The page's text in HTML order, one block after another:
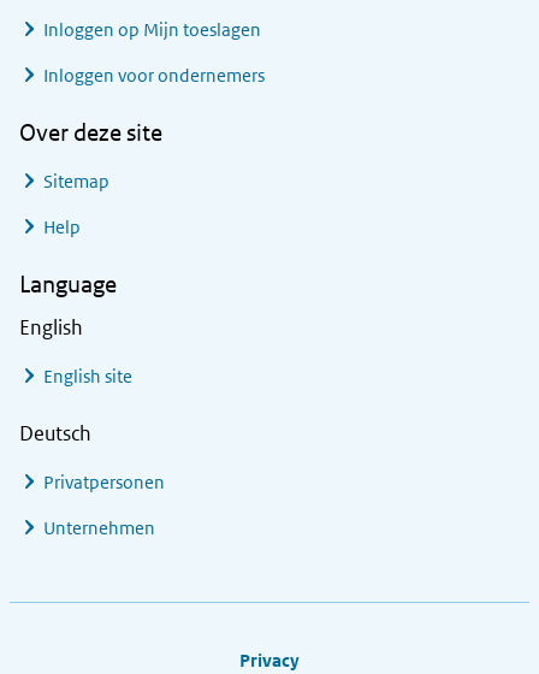
Inloggen op Mijn toeslagen
Inloggen voor ondernemers
Over deze site
Sitemap
Help
Language
English
English site
Deutsch
Privatpersonen
Unternehmen
Privacy